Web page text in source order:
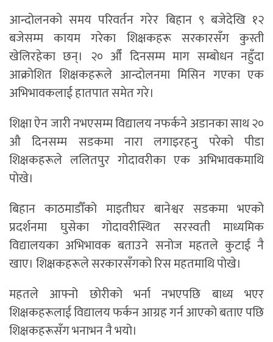
आन्दोलनको समय परिवर्तन गरेर बिहान ९ बजेदेखि १२
बजेसम्म कायम गरेका शिक्षकहरू सरकारसँग कुस्ती
खेलिरहेका छन्। २० औँ दिनसम्म माग सम्बोधन नहुँदा
आक्रोशित शिक्षकहरूले आन्दोलनमा मिसिन गएका एक
अभिभावकलाई हातपात समेत गरे।
शिक्षा ऐन जारी नभएसम्म विद्यालय नफर्कने अडानका साथ २०
औ दिनसम्म सडकमा नारा लगाइरहनु परेको पीडा
शिक्षकहरूले ललितपुर गोदावरीका एक अभिभावकमाथि
पोखे।
बिहान काठमाडौँको माइतीघर बानेश्वर सडकमा भएको
प्रदर्शनमा घुसेका गोदावरीस्थित सरस्वती माध्यमिक
विद्यालयका अभिभावक बताउने सनोज महतले कुटाई नै
खाए। शिक्षकहरूले सरकारसँगको रिस महतमाथि पोखे।
महतले आफ्नो छोरीको भर्ना नभएपछि बाध्य भएर
शिक्षकहरूलाई विद्यालय फर्कन आग्रह गर्न आएको बताए पछि
शिक्षकहरूसँग भनाभन नै भयो।